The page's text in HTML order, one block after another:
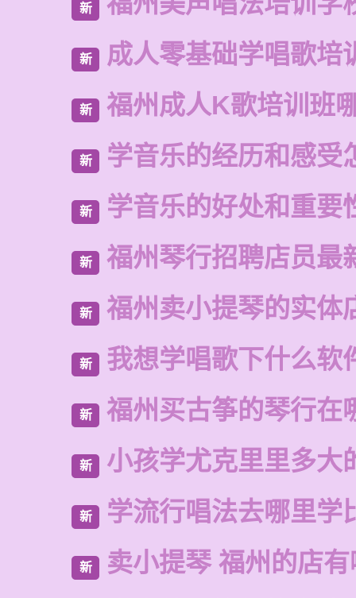
新
新 成人零基础学唱歌培
新 福州成人K歌培训班
新 学音乐的经历和感受
新 学音乐的好处和重要
新 福州琴行招聘店员最
新 福州卖小提琴的实体
新 我想学唱歌下什么软
新 福州买古筝的琴行在
新 小孩学尤克里里多大
新 学流行唱法去哪里学
新 卖小提琴 福州的店